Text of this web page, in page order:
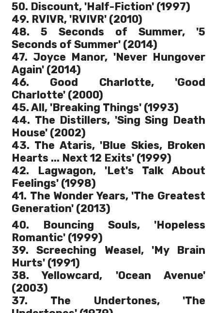
50. Discount, 'Half-Fiction' (1997)
49. RVIVR, 'RVIVR' (2010)
48. 5 Seconds of Summer, '5
Seconds of Summer' (2014)
47. Joyce Manor, 'Never Hungover
Again' (2014)
46. Good Charlotte, 'Good
Charlotte' (2000)
45. All, 'Breaking Things' (1993)
44. The Distillers, 'Sing Sing Death
House' (2002)
43. The Ataris, 'Blue Skies, Broken
Hearts ... Next 12 Exits' (1999)
42. Lagwagon, 'Let's Talk About
Feelings' (1998)
41. The Wonder Years, 'The Greatest
Generation' (2013)
40. Bouncing Souls, 'Hopeless
Romantic' (1999)
39. Screeching Weasel, 'My Brain
Hurts' (1991)
38. Yellowcard, 'Ocean Avenue'
(2003)
37. The Undertones, 'The